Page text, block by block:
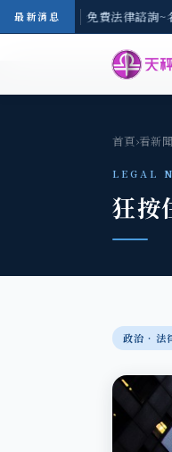
最新消息
-8/3(一) 現場免費法律諮詢~
首頁›看新
LEGAL
狂按
政治‧法